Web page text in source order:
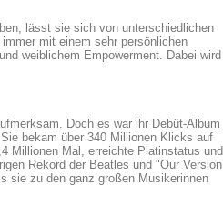
lässt sie sich von unterschiedlichen
mit einem sehr persönlichen
weiblichem Empowerment. Dabei wird
Doch es war ihr Debüt-Album
bekam über 340 Millionen Klicks auf
Millionen Mal, erreichte Platinstatus und
Rekord der Beatles und "Our Version
sie zu den ganz großen Musikerinnen